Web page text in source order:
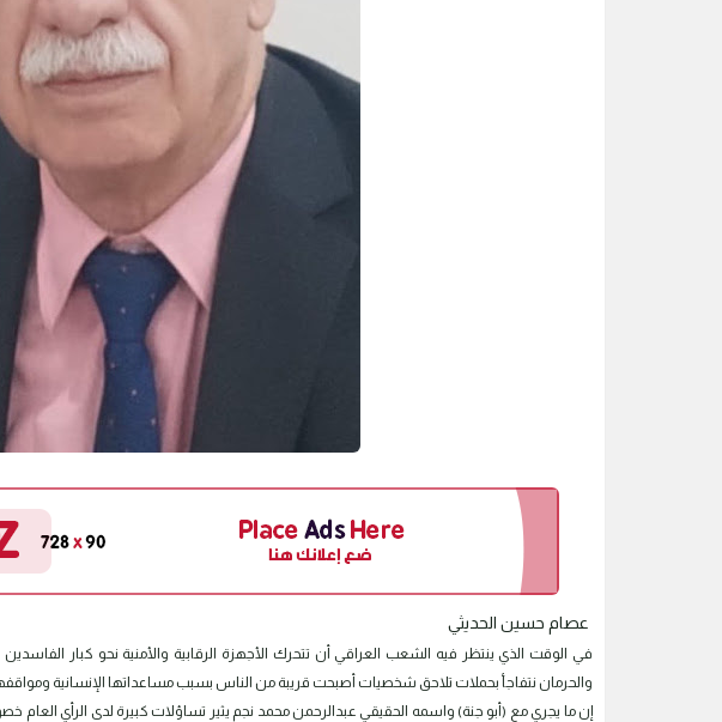
عصام حسين الحديثي
في الوقت الذي ينتظر فيه الشعب العراقي أن تتحرك الأجهزة الرقابية والأمنية نحو كبار الفاسدين
والحرمان نتفاجأ بحملات تلاحق شخصيات أصبحت قريبة من الناس بسبب مساعداتها الإنسانية
إن ما يجري مع (أبو جنة) واسمه الحقيقي عبدالرحمن محمد نجم يثير تساؤلات كبيرة لدى الرأي